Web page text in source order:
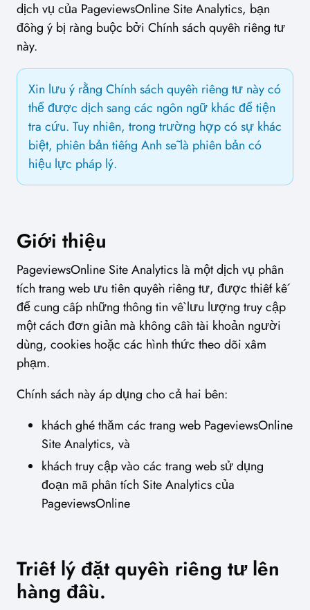
dịch vụ của PageviewsOnline Site Analytics, bạn
đồng ý bị ràng buộc bởi Chính sách quyền riêng tư
này.
Xin lưu ý rằng Chính sách quyền riêng tư này có
thể được dịch sang các ngôn ngữ khác để tiện
tra cứu. Tuy nhiên, trong trường hợp có sự khác
biệt, phiên bản tiếng Anh sẽ là phiên bản có
hiệu lực pháp lý.
Giới thiệu
PageviewsOnline Site Analytics là một dịch vụ phân
tích trang web ưu tiên quyền riêng tư, được thiết kế
để cung cấp những thông tin về lưu lượng truy cập
một cách đơn giản mà không cần tài khoản người
dùng, cookies hoặc các hình thức theo dõi xâm
phạm.
Chính sách này áp dụng cho cả hai bên:
khách ghé thăm các trang web PageviewsOnline
Site Analytics, và
khách truy cập vào các trang web sử dụng
đoạn mã phân tích Site Analytics của
PageviewsOnline
Triết lý đặt quyền riêng tư lên
hàng đầu.